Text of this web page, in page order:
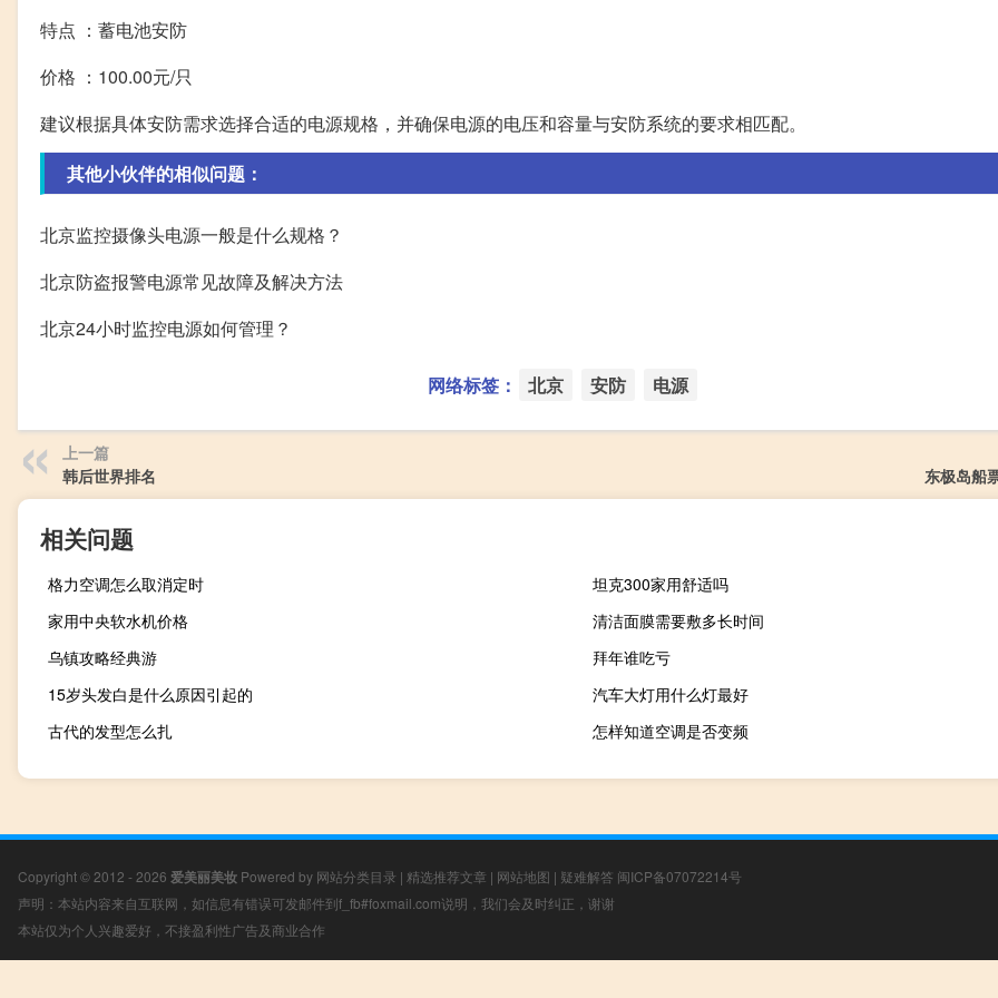
特点 ：蓄电池安防
价格 ：100.00元/只
建议根据具体安防需求选择合适的电源规格，并确保电源的电压和容量与安防系统的要求相匹配。
其他小伙伴的相似问题：
北京监控摄像头电源一般是什么规格？
北京防盗报警电源常见故障及解决方法
北京24小时监控电源如何管理？
网络标签： 北京 安防 电源
上一篇
韩后世界排名
东极岛船
相关问题
格力空调怎么取消定时
坦克300家用舒适吗
家用中央软水机价格
清洁面膜需要敷多长时间
乌镇攻略经典游
拜年谁吃亏
15岁头发白是什么原因引起的
汽车大灯用什么灯最好
古代的发型怎么扎
怎样知道空调是否变频
Copyright © 2012 - 2026 爱美丽美妆 Powered by 网站分类目录 | 精选推荐文章 | 网站地图 | 疑难解答 闽ICP备07072214号
声明：本站内容来自互联网，如信息有错误可发邮件到f_fb#foxmail.com说明，我们会及时纠正，谢谢
本站仅为个人兴趣爱好，不接盈利性广告及商业合作